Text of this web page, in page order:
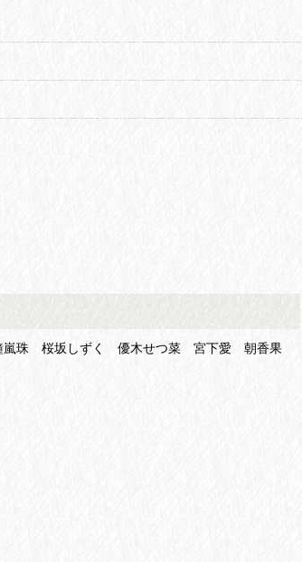
嵐珠 桜坂しずく 優木せつ菜 宮下愛 朝香果